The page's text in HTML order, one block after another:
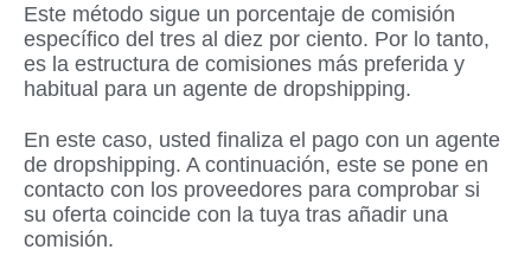
Este método sigue un porcentaje de comisión
específico del tres al diez por ciento. Por lo tanto,
es la estructura de comisiones más preferida y
habitual para un agente de dropshipping.
En este caso, usted finaliza el pago con un agente
de dropshipping. A continuación, este se pone en
contacto con los proveedores para comprobar si
su oferta coincide con la tuya tras añadir una
comisión.